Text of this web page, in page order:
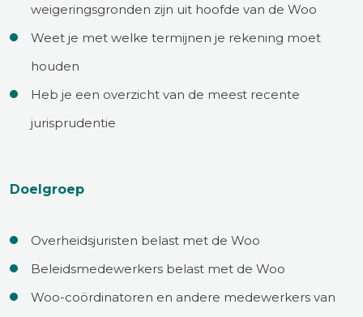
weigeringsgronden zijn uit hoofde van de Woo
Weet je met welke termijnen je rekening moet
houden
Heb je een overzicht van de meest recente
jurisprudentie
Doelgroep
Overheidsjuristen belast met de Woo
Beleidsmedewerkers belast met de Woo
Woo-coördinatoren en andere medewerkers van